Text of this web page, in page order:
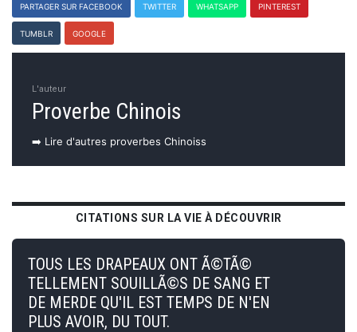
PARTAGER SUR FACEBOOK TWITTER WHATSAPP PINTEREST
TUMBLR GOOGLE
L'auteur
Proverbe Chinois
➡️ Lire d'autres proverbes Chinoiss
CITATIONS SUR LA VIE À DÉCOUVRIR
TOUS LES DRAPEAUX ONT Ã©TÃ©
TELLEMENT SOUILLÃ©S DE SANG ET
DE MERDE QU'IL EST TEMPS DE N'EN
PLUS AVOIR, DU TOUT.